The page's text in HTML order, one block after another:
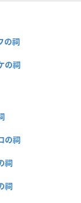
の祠
の祠
の祠
祠
祠